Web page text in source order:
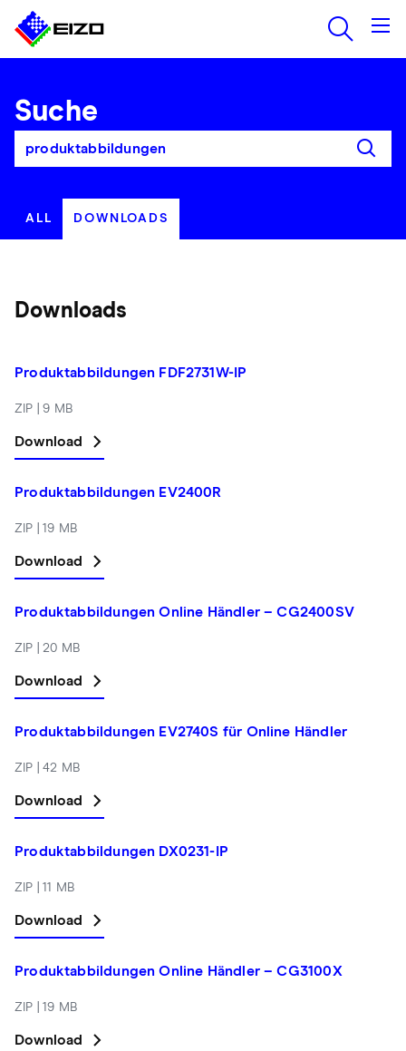
Suche
ALL DOWNLOADS
Downloads
Produktabbildungen FDF2731W-IP
ZIP | 9 MB
Download
Produktabbildungen EV2400R
ZIP | 19 MB
Download
Produktabbildungen Online Händler – CG2400SV
ZIP | 20 MB
Download
Produktabbildungen EV2740S für Online Händler
ZIP | 42 MB
Download
Produktabbildungen DX0231-IP
ZIP | 11 MB
Download
Produktabbildungen Online Händler – CG3100X
ZIP | 19 MB
Download